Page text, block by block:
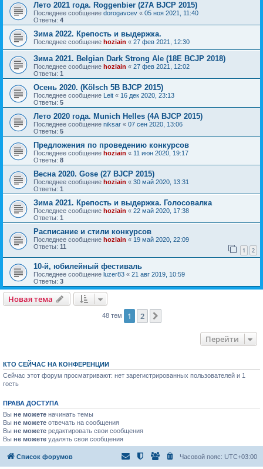
Лето 2021 года. Roggenbier (27A BJCP 2015)
Последнее сообщение dorogavcev « 05 ноя 2021, 11:40
Ответы: 4
Зима 2022. Крепость и выдержка.
Последнее сообщение hoziain « 27 фев 2021, 12:30
Зима 2021. Belgian Dark Strong Ale (18E BCJP 2018)
Последнее сообщение hoziain « 27 фев 2021, 12:02
Ответы: 1
Осень 2020. (Kölsch 5B BJCP 2015)
Последнее сообщение Leit « 16 дек 2020, 23:13
Ответы: 5
Лето 2020 года. Munich Helles (4A BJCP 2015)
Последнее сообщение niksar « 07 сен 2020, 13:06
Ответы: 5
Предложения по проведению конкурсов
Последнее сообщение hoziain « 11 июн 2020, 19:17
Ответы: 8
Весна 2020. Gose (27 BJCP 2015)
Последнее сообщение hoziain « 30 май 2020, 13:31
Ответы: 1
Зима 2021. Крепость и выдержка. Голосовалка
Последнее сообщение hoziain « 22 май 2020, 17:38
Ответы: 1
Расписание и стили конкурсов
Последнее сообщение hoziain « 19 май 2020, 22:09
Ответы: 11 1 2
10-й, юбилейный фестиваль
Последнее сообщение luzer83 « 21 авг 2019, 10:59
Ответы: 3
Новая тема
48 тем 1 2
Перейти
КТО СЕЙЧАС НА КОНФЕРЕНЦИИ
Сейчас этот форум просматривают: нет зарегистрированных пользователей и 1
гость
ПРАВА ДОСТУПА
Вы не можете начинать темы
Вы не можете отвечать на сообщения
Вы не можете редактировать свои сообщения
Вы не можете удалять свои сообщения
Список форумов Часовой пояс: UTC+03:00